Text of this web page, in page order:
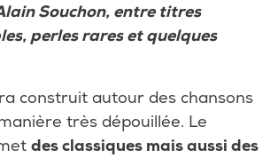
Souchon, entre titres
perles rares et quelques
construit autour des chansons
très dépouillée. Le
des classiques mais aussi des